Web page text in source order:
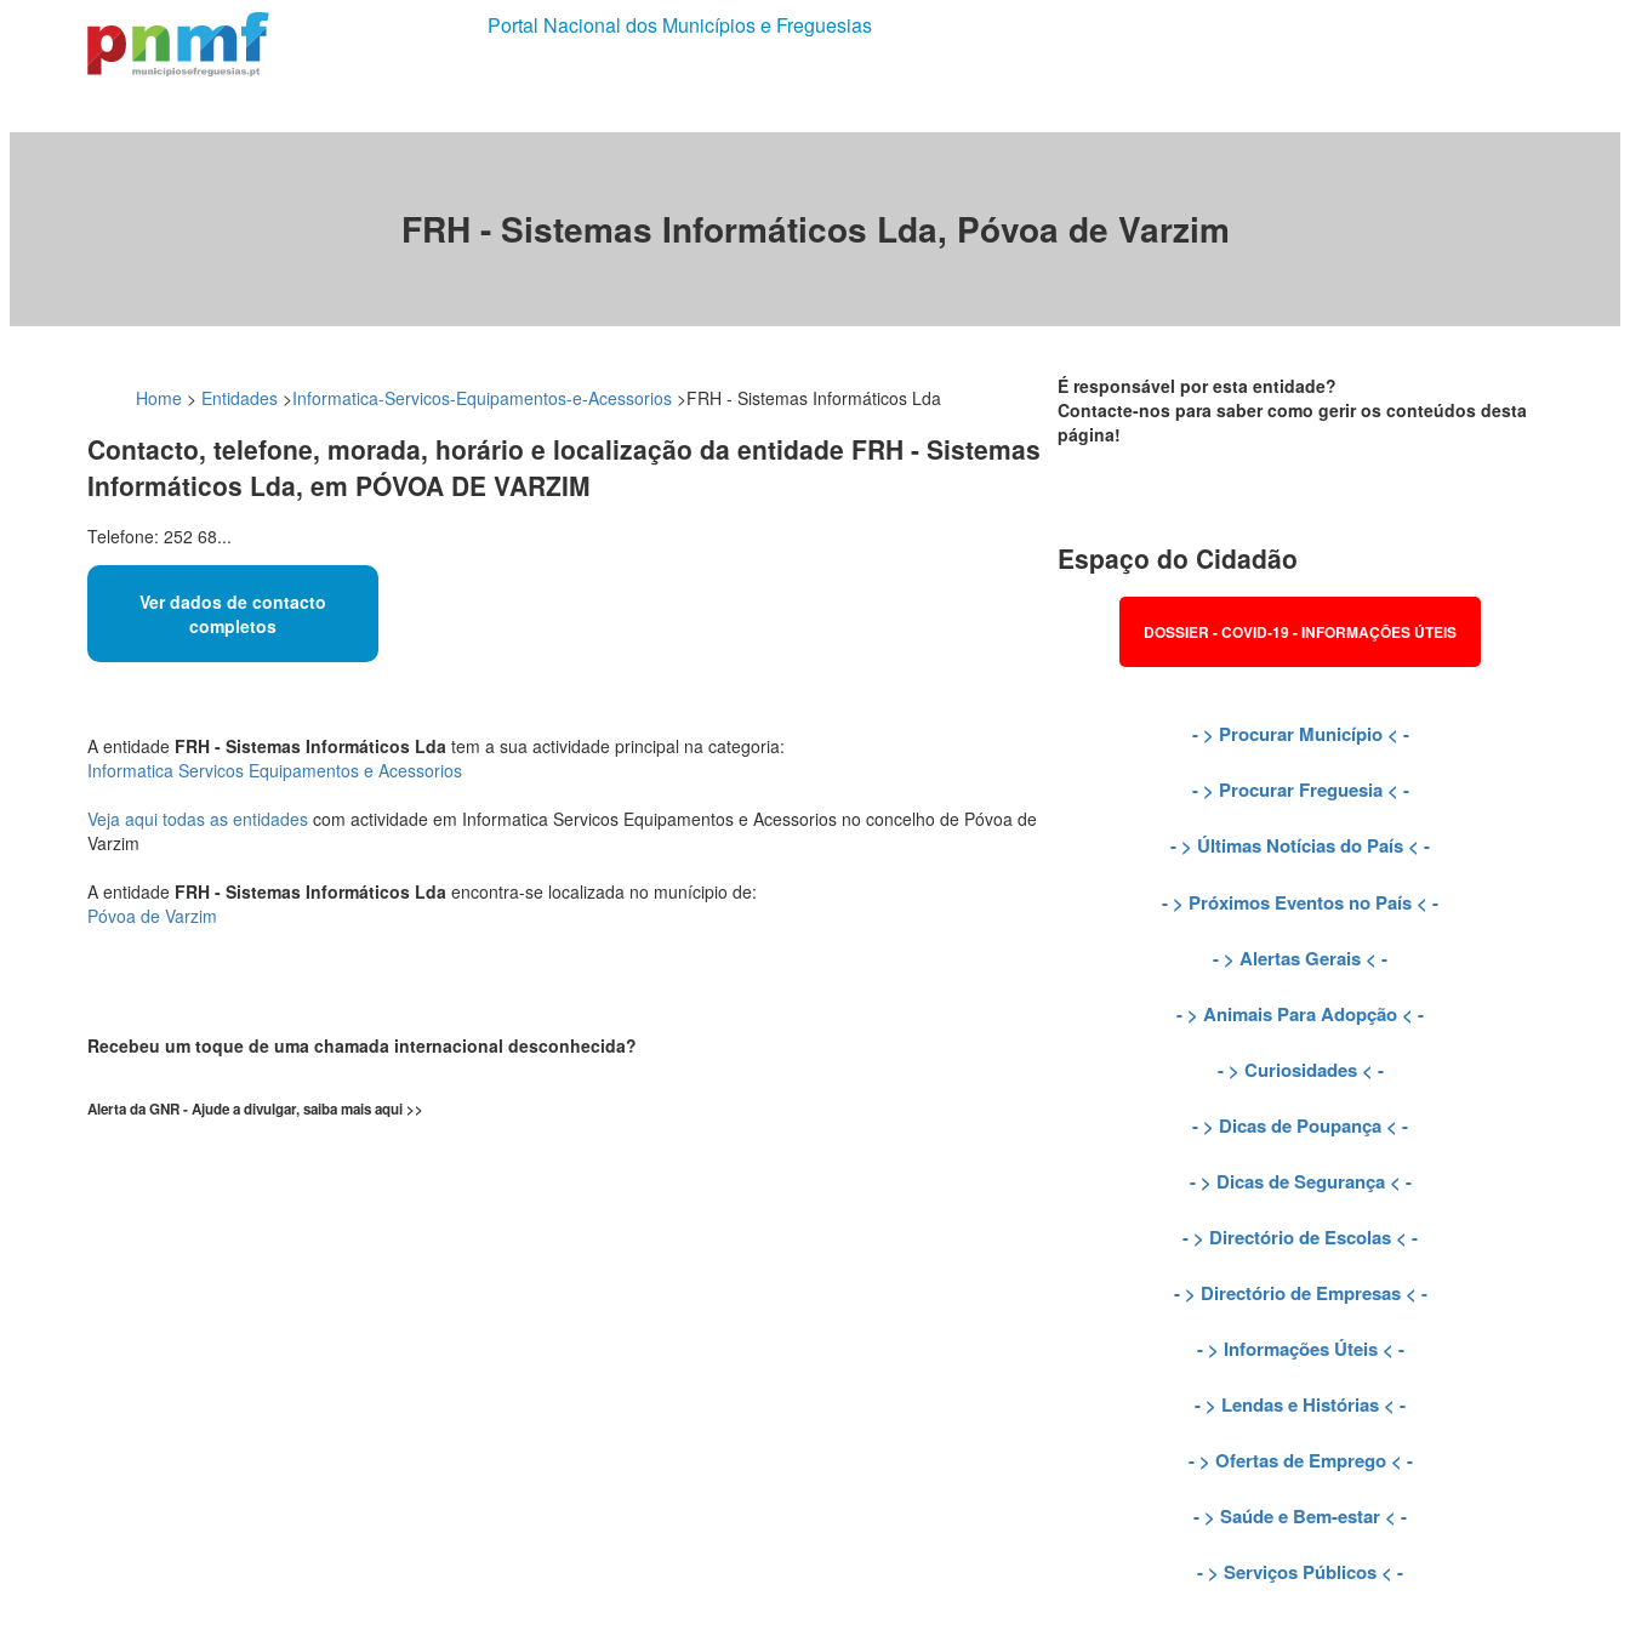
Portal Nacional dos Municípios e Freguesias
FRH - Sistemas Informáticos Lda, Póvoa de Varzim
Home > Entidades >Informatica-Servicos-Equipamentos-e-Acessorios >FRH - Sistemas Informáticos Lda
Contacto, telefone, morada, horário e localização da entidade FRH - Sistemas
Informáticos Lda, em PÓVOA DE VARZIM
Telefone: 252 68...
Ver dados de contacto
completos
A entidade FRH - Sistemas Informáticos Lda tem a sua actividade principal na categoria:
Informatica Servicos Equipamentos e Acessorios
Veja aqui todas as entidades com actividade em Informatica Servicos Equipamentos e Acessorios no concelho de Póvoa de
Varzim
A entidade FRH - Sistemas Informáticos Lda encontra-se localizada no munícipio de:
Póvoa de Varzim
Recebeu um toque de uma chamada internacional desconhecida?
Alerta da GNR - Ajude a divulgar, saiba mais aqui >>
É responsável por esta entidade?
Contacte-nos para saber como gerir os conteúdos desta
página!
Espaço do Cidadão
DOSSIER - COVID-19 - INFORMAÇÕES ÚTEIS
- > Procurar Município< -
- > Procurar Freguesia< -
- > Últimas Notícias do País < -
- > Próximos Eventos no País < -
- > Alertas Gerais < -
- > Animais Para Adopção < -
- > Curiosidades< -
- > Dicas de Poupança < -
- > Dicas de Segurança< -
- > Directório de Escolas < -
- > Directório de Empresas< -
- > Informações Úteis< -
- > Lendas e Histórias < -
- > Ofertas de Emprego< -
- > Saúde e Bem-estar < -
- > Serviços Públicos < -